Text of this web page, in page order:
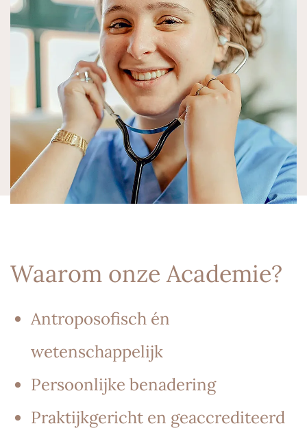
Waarom onze Academie?
Antroposofisch én
wetenschappelijk
Persoonlijke benadering
Praktijkgericht en geaccrediteerd